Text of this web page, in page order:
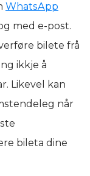
WhatsApp
med e-post.
bilete frå
ikkje å
Likevel kan
når
bileta dine